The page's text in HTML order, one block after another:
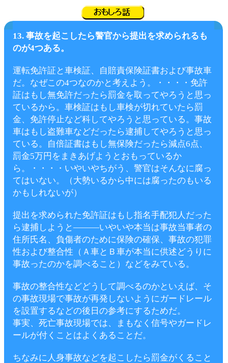
13. 事故を起こしたら警官から提出を求められるも
のが4つある。
運転免許証と車検証、自賠責保険証書および事故車
だ。なぜこの4つなのかと考えよう。・・・・免許
証はもし無免許だったら罰金を取ってやろうと思っ
ているから。 車検証はもし車検が切れていたら罰
金、免許停止など科してやろうと思っている。事故
車はもし盗難車などだったら逮捕してやろうと思っ
ている。自倍証書はもし無保険だったら減点6点、
罰金5万円をまきあげようとおもっているか
ら。・・・・いやいやちがう、警官はそんなに腐っ
てはいない。（大勢いるから中には腐ったのもいる
かもしれないが）
提出を求められた免許証はもし指名手配犯人だった
ら逮捕しようと―――いやいや本当は事故当事者の
住所氏名、負傷者のために保険の確保、事故の犯罪
性および整合性（Ａ車とＢ車が本当に供述どうりに
事故ったのかを調べること）などをみている。
事故の整合性などどうして調べるのかといえば、そ
の事故現場で事故が再発しないようにガードレール
を設置するなどの後日の参考にするためだ。
事実、死亡事故現場では、まもなく信号やガードレ
ールが付くことはよくあることだ。
ちなみに人身事故などを起こしたら罰金がくること